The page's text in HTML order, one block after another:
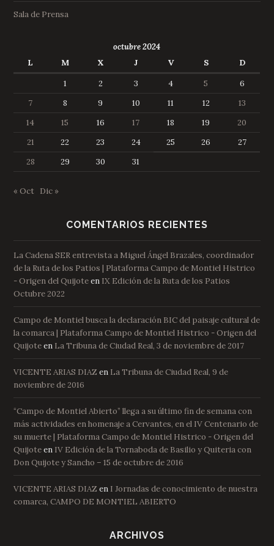
Sala de Prensa
octubre 2024
L
M X J V S
D
1
2 3 4 5
6
7
8 9 10 11 12
13
14
15 16 17 18 19
20
21
22 23 24 25 26
27
28
29 30 31
« Oct Dic »
COMENTARIOS RECIENTES
La Cadena SER entrevista a Miguel Ángel Brazales, coordinador
de la Ruta de los Patios | Plataforma Campo de Montiel Histrico
- Origen del Quijoteen IX Edición de la Ruta de los Patios
Octubre 2022
Campo de Montiel busca la declaración BIC del paisaje cultural de
la comarca | Plataforma Campo de Montiel Histrico - Origen del
Quijoteen La Tribuna de Ciudad Real, 3 de noviembre de 2017
VICENTE ARIAS DIAZ en La Tribuna de Ciudad Real, 9 de
noviembre de 2016
“Campo de Montiel Abierto” llega a su último fin de semana con
más actividades en homenaje a Cervantes, en el IV Centenario de
su muerte | Plataforma Campo de Montiel Histrico - Origen del
Quijoteen IV Edición de la Tornaboda de Basilio y Quiteria con
Don Quijote y Sancho – 15 de octubre de 2016
VICENTE ARIAS DIAZ en I Jornadas de conocimiento de nuestra
comarca, CAMPO DE MONTIEL ABIERTO
ARCHIVOS